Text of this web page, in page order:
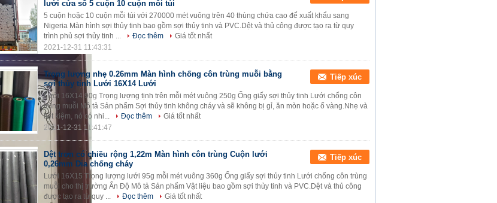
lưới cửa sổ 5 cuộn 10 cuộn mỗi túi
5 cuộn hoặc 10 cuộn mỗi túi với 270000 mét vuông trên 40 thùng chứa cao để xuất khẩu sang
Nigeria Màn hình sợi thủy tinh bao gồm sợi thủy tinh và PVC.Dệt và thủ công được tạo ra từ quy
trình phủ sợi thủy tinh ...
Đọc thêm
Giá tốt nhất
2021-12-31 11:43:31
Trọng lượng nhẹ 0.26mm Màn hình chống côn trùng muỗi bằng
sợi thủy tinh Lưới 16X14 Lưới
Tiếp xúc
Lưới 16X14 90g Trọng lượng tịnh trên mỗi mét vuông 250g Ống giấy sợi thủy tinh Lưới chống côn
trùng muỗi Mô tả Sản phẩm Sợi thủy tinh không cháy và sẽ không bị gỉ, ăn mòn hoặc ố vàng.Nhẹ và
tiết kiệm, nó có nhi...
Đọc thêm
Giá tốt nhất
2021-12-31 11:41:47
Dệt trơn có chiều rộng 1,22m Màn hình côn trùng Cuộn lưới
0,26mm Dia chống cháy
Tiếp xúc
Lưới 16X15 Trọng lượng lưới 95g mỗi mét vuông 360g Ống giấy sợi thủy tinh Lưới chống côn trùng
muỗi cho thị trường Ấn Độ Mô tả Sản phẩm Vật liệu bao gồm sợi thủy tinh và PVC.Dệt và thủ công
được tạo ra từ quy ...
Đọc thêm
Giá tốt nhất